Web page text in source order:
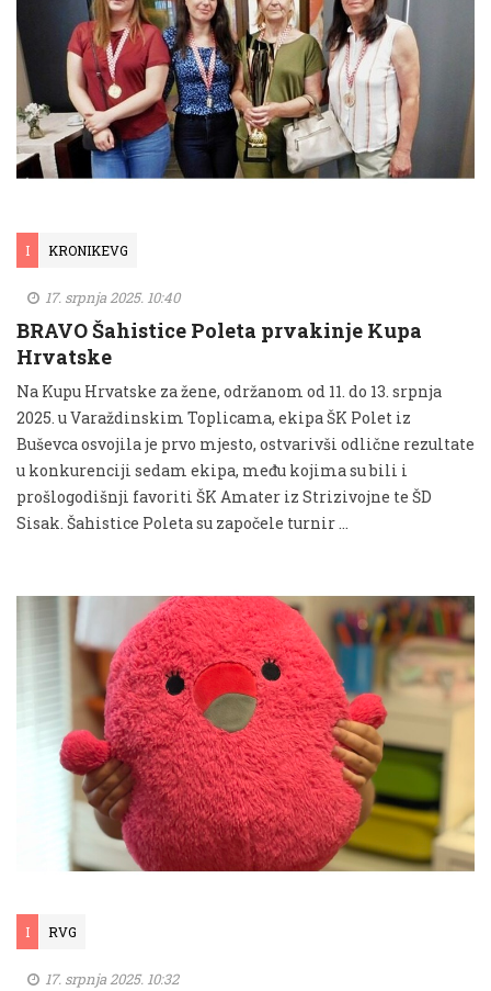
I KRONIKEVG
17. srpnja 2025. 10:40
BRAVO Šahistice Poleta prvakinje Kupa
Hrvatske
Na Kupu Hrvatske za žene, održanom od 11. do 13. srpnja
2025. u Varaždinskim Toplicama, ekipa ŠK Polet iz
Buševca osvojila je prvo mjesto, ostvarivši odlične rezultate
u konkurenciji sedam ekipa, među kojima su bili i
prošlogodišnji favoriti ŠK Amater iz Strizivojne te ŠD
Sisak. Šahistice Poleta su započele turnir …
I RVG
17. srpnja 2025. 10:32